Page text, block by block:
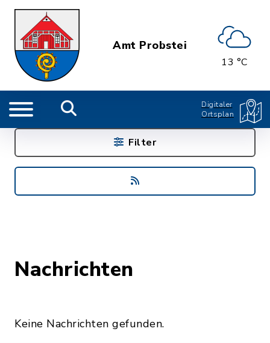
Amt Probstei
13 °C
Digitaler
Ortsplan
Nachrichten
Keine Nachrichten gefunden.
Filter